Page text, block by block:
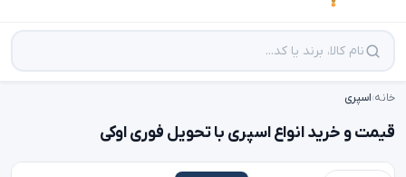
خانه›اسپری
قیمت و خرید انواع اسپری با تحویل فوری اوکی